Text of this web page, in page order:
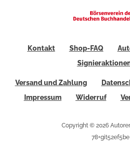
Kontakt Shop-FAQ
Versand und Zahlung
Impressum
Widerruf
Copyright © 2026
78+git52ef5be